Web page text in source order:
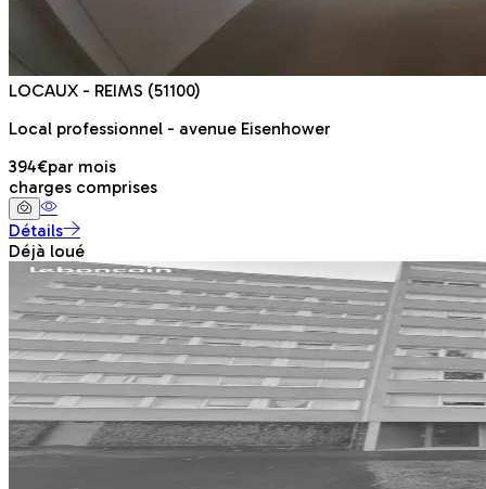
LOCAUX - REIMS (51100)
Local professionnel - avenue Eisenhower
394€par mois
charges comprises
Détails
Déjà loué